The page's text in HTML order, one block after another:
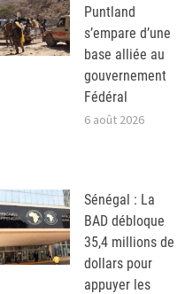
Puntland
s’empare d’une
base alliée au
gouvernement
Fédéral
6 août 2026
Sénégal : La
BAD débloque
35,4 millions de
dollars pour
appuyer les